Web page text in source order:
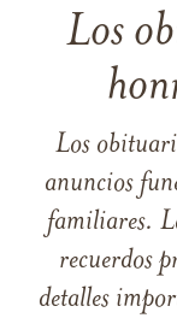
Los
Los
anuncios
familiares.
recuerdos
detalles